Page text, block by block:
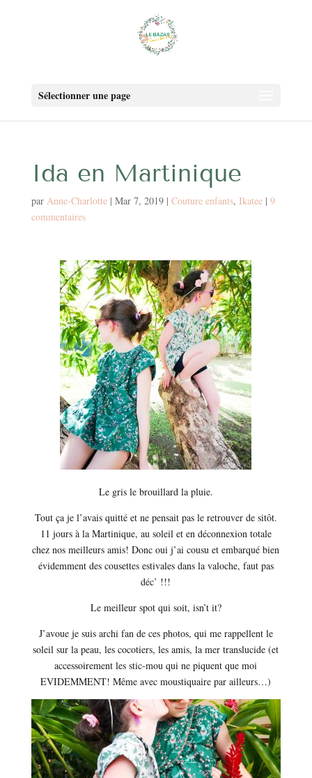
Sélectionner une page
Ida en Martinique
par Anne-Charlotte| Mar 7, 2019| Couture enfants, Ikatee| 9
commentaires
Le gris le brouillard la pluie.
Tout ça je l’avais quitté et ne pensait pas le retrouver de sitôt.
11 jours à la Martinique, au soleil et en déconnexion totale
chez nos meilleurs amis! Donc oui j’ai cousu et embarqué bien
évidemment des cousettes estivales dans la valoche, faut pas
déc’ !!!
Le meilleur spot qui soit, isn’t it?
J’avoue je suis archi fan de ces photos, qui me rappellent le
soleil sur la peau, les cocotiers, les amis, la mer translucide (et
accessoirement les stic-mou qui ne piquent que moi
EVIDEMMENT! Même avec moustiquaire par ailleurs…)